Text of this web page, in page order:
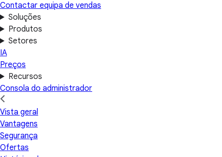
Contactar equipa de vendas
Soluções
Produtos
Setores
IA
Preços
Recursos
Consola do administrador
Vista geral
Vantagens
Segurança
Ofertas